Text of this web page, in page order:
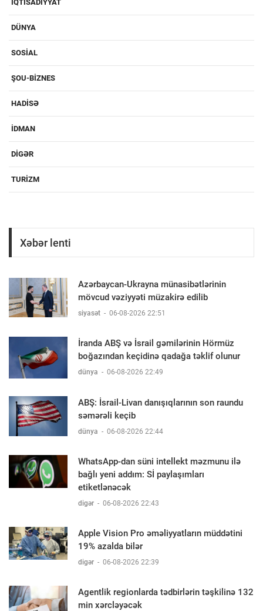
IQTISADIYYAT
DÜNYA
SOSIAL
ŞOU-BIZNES
HADISƏ
IDMAN
DIGƏR
TURIZM
Xəbər lenti
Azərbaycan-Ukrayna münasibətlərinin
mövcud vəziyyəti müzakirə edilib
siyasət - 06-08-2026 22:51
İranda ABŞ və İsrail gəmilərinin Hörmüz
boğazından keçidinə qadağa təklif olunur
dünya - 06-08-2026 22:49
ABŞ: İsrail-Livan danışıqlarının son raundu
səmərəli keçib
dünya - 06-08-2026 22:44
WhatsApp-dan süni intellekt məzmunu ilə
bağlı yeni addım: Sİ paylaşımları
etiketlənəcək
digər - 06-08-2026 22:43
Apple Vision Pro əməliyyatların müddətini
19% azalda bilər
digər - 06-08-2026 22:39
Agentlik regionlarda tədbirlərin təşkilinə 132
min xərcləyəcək